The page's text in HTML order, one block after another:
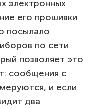
электронных
его прошивки
посылало
по сети
позволяет это
сообщения с
и если
два